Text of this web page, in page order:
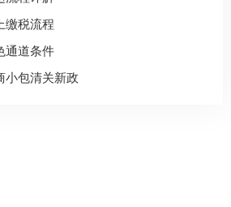
缴税流程
通道条件
小包清关新政